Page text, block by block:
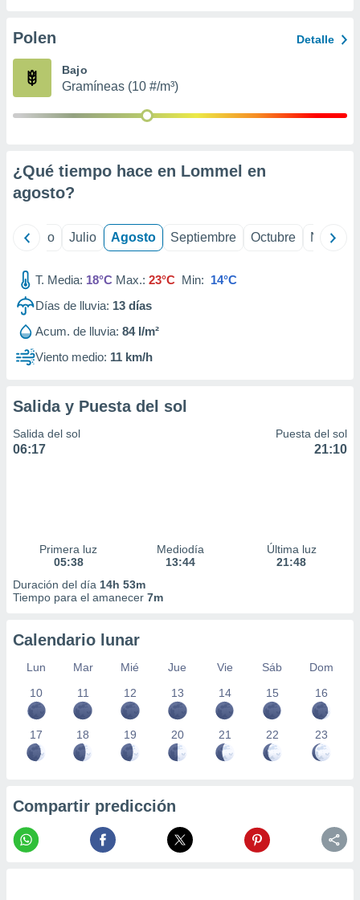
e
mediante
de
1199
Polen Detalle
Bajo
Gramíneas (10 #/m³)
¿Qué tiempo hace en Lommel en
agosto?
Junio Julio Agosto Septiembre Octubre
T. Media: 18°C Max.: 23°C Min: 14°C
Días de lluvia: 13 días
Acum. de lluvia: 84 l/m²
Viento medio: 11 km/h
Salida y Puesta del sol
Salida del sol
06:17
Puesta del sol
21:10
Primera luz
05:38
Mediodía
13:44
Última luz
21:48
Duración del día 14h 53m
Tiempo para el amanecer 7m
Calendario lunar
Lun Mar Mié Jue Vie Sáb
Dom
10
11 12 13 14 15 16
17 18 19 20 21 22 23
Compartir predicción